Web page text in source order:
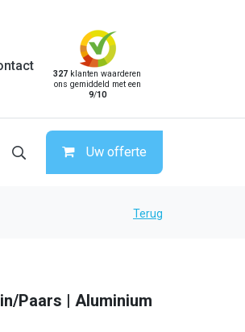
327 klanten waarderen
ons gemiddeld met een
9/10
Uw offerte
Terug
Paars | Aluminium